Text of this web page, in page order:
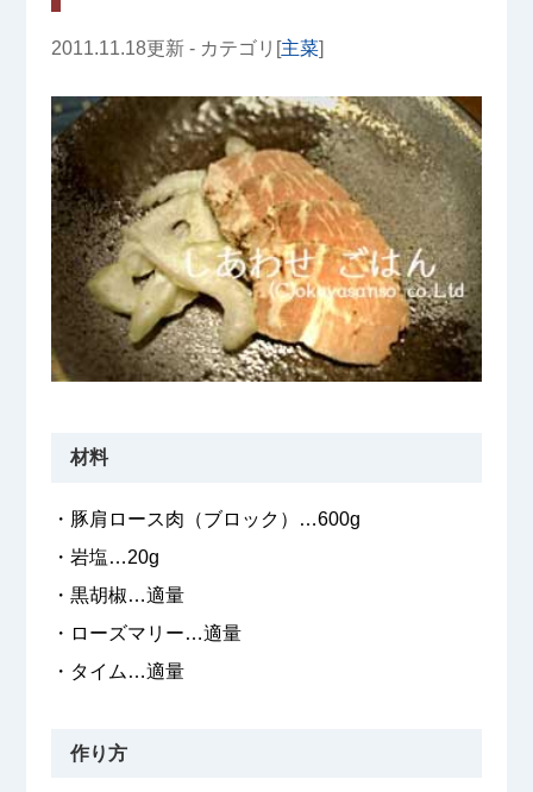
2011.11.18更新 - カテゴリ[主菜]
材料
・豚肩ロース肉（ブロック）…600g
・岩塩…20g
・黒胡椒…適量
・ローズマリー…適量
・タイム…適量
作り方